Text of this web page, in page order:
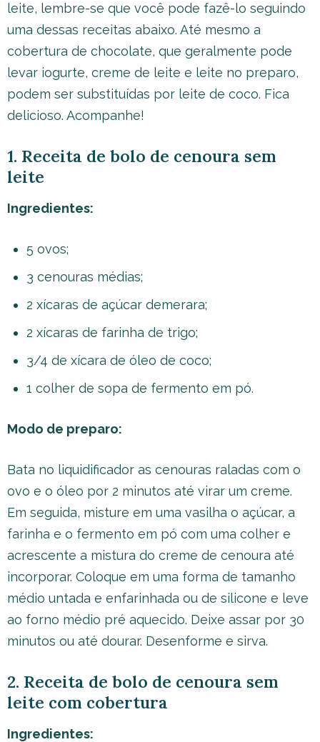
leite, lembre-se que você pode fazê-lo seguindo
uma dessas receitas abaixo. Até mesmo a
cobertura de chocolate, que geralmente pode
levar iogurte, creme de leite e leite no preparo,
podem ser substituídas por leite de coco. Fica
delicioso. Acompanhe!
1. Receita de bolo de cenoura sem
leite
Ingredientes:
5 ovos;
3 cenouras médias;
2 xícaras de açúcar demerara;
2 xícaras de farinha de trigo;
3/4 de xícara de óleo de coco;
1 colher de sopa de fermento em pó.
Modo de preparo:
Bata no liquidificador as cenouras raladas com o
ovo e o óleo por 2 minutos até virar um creme.
Em seguida, misture em uma vasilha o açúcar, a
farinha e o fermento em pó com uma colher e
acrescente a mistura do creme de cenoura até
incorporar. Coloque em uma forma de tamanho
médio untada e enfarinhada ou de silicone e leve
ao forno médio pré aquecido. Deixe assar por 30
minutos ou até dourar. Desenforme e sirva.
2. Receita de bolo de cenoura sem
leite com cobertura
Ingredientes: